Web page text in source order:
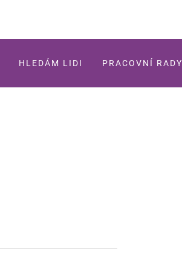
HLEDÁM LIDI PRACOVNÍ RADY